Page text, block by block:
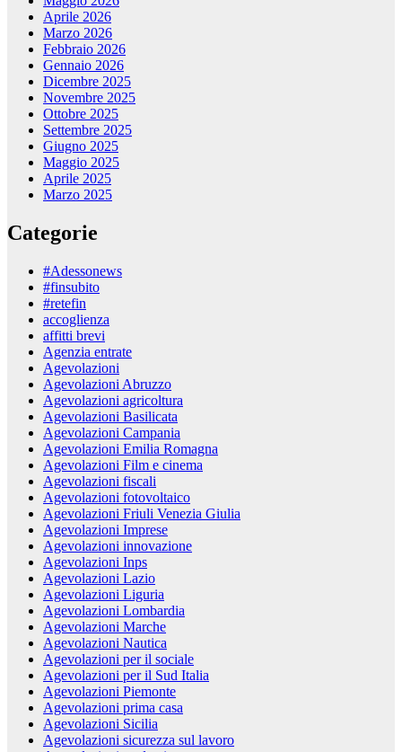
Aprile 2026
Marzo 2026
Febbraio 2026
Gennaio 2026
Dicembre 2025
Novembre 2025
Ottobre 2025
Settembre 2025
Giugno 2025
Maggio 2025
Aprile 2025
Marzo 2025
Categorie
#Adessonews
#finsubito
#retefin
accoglienza
affitti brevi
Agenzia entrate
Agevolazioni
Agevolazioni Abruzzo
Agevolazioni agricoltura
Agevolazioni Basilicata
Agevolazioni Campania
Agevolazioni Emilia Romagna
Agevolazioni Film e cinema
Agevolazioni fiscali
Agevolazioni fotovoltaico
Agevolazioni Friuli Venezia Giulia
Agevolazioni Imprese
Agevolazioni innovazione
Agevolazioni Inps
Agevolazioni Lazio
Agevolazioni Liguria
Agevolazioni Lombardia
Agevolazioni Marche
Agevolazioni Nautica
Agevolazioni per il sociale
Agevolazioni per il Sud Italia
Agevolazioni Piemonte
Agevolazioni prima casa
Agevolazioni Sicilia
Agevolazioni sicurezza sul lavoro